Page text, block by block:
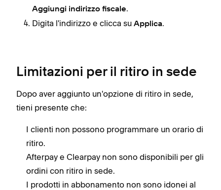
Aggiungi indirizzo fiscale.
Digita l'indirizzo e clicca su Applica.
Limitazioni per il ritiro in sede
Dopo aver aggiunto un'opzione di ritiro in sede,
tieni presente che:
I clienti non possono programmare un orario di
ritiro.
Afterpay e Clearpay non sono disponibili per gli
ordini con ritiro in sede.
I prodotti in abbonamento non sono idonei al